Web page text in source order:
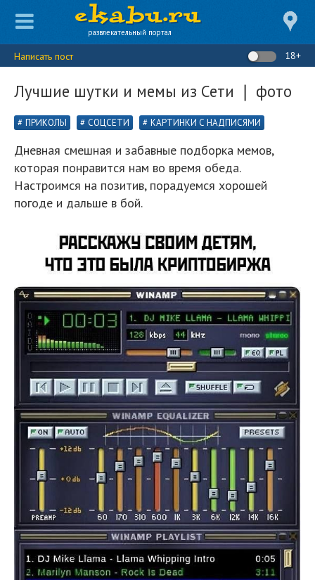
развлекательный портал
Написать пост 18+
Лучшие шутки и мемы из Сети ❘ фото
ПРИКОЛЫ СОЦСЕТИ КАРТИНКИ С НАДПИСЯМИ
Дневная смешная и забавные подборка мемов,
которая понравится нам во время обеда.
Настроимся на позитив, порадуемся хорошей
погоде и дальше в бой.